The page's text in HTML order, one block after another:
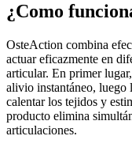
¿Como
OsteAction combina
actuar eficazmente en
articular. En primer
alivio instantáneo, luego
calentar los tejidos y
producto elimina
articulaciones.